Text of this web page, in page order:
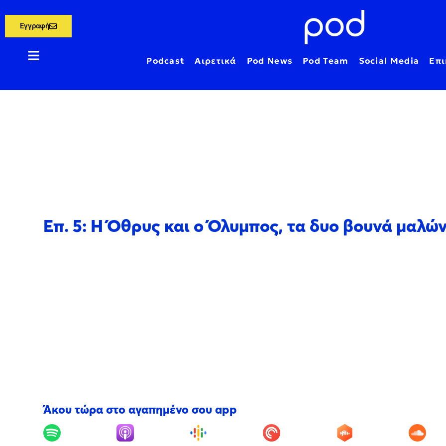
Εγγραφή
Podcast Αιρετικά Pod News Pod Team Social Media
Επ. 5: Η Όθρυς και ο Όλυμπος, τα δυο βουνά
Άκου τώρα στο αγαπημένο σου app